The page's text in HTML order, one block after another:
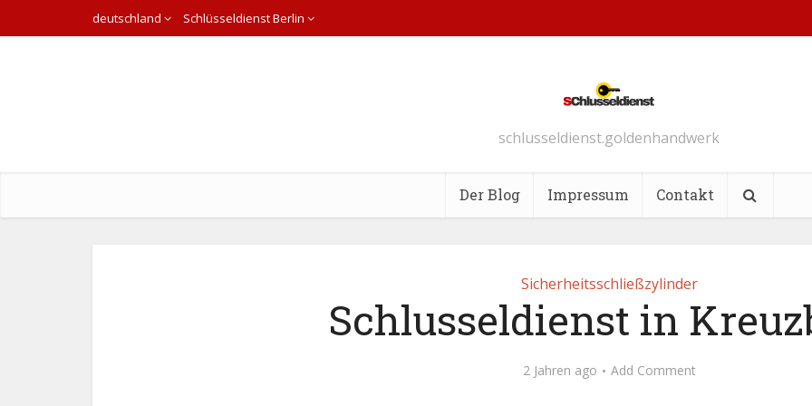
deutschland Schlüsseldienst Berlin
schlusseldienst.goldenhandwerk
Der Blog Impressum Contakt
Sicherheitsschließzylinder
Schlusseldienst in
2 Jahren ago Add Comment